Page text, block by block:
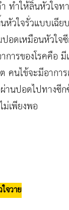
ทำให้ลิ้นหัวใจท
หัวใจรั่วแบบเฉี
อดเหมือนหัวใจ
ารของโรคคือ
คนไข้จะมีอากา
านปอดไปทางซี
ม่เพียงพอ
จวาย